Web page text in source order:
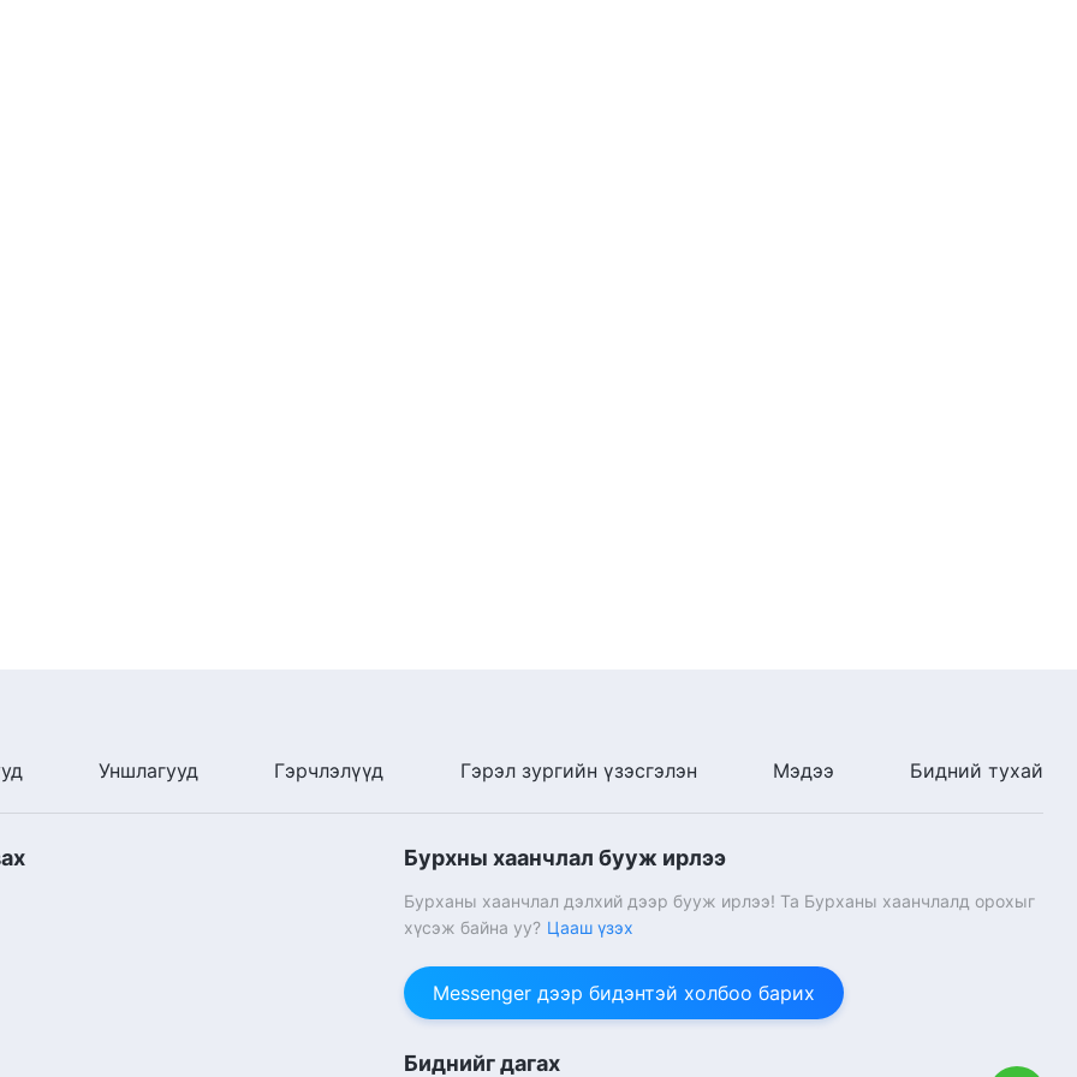
181
182
Өдөр тутмын Бурханы үг:
Бурханыг мэдэх нь | Эшлэл
183
Энэ бол Бурханы ажлын анхдагч зорилго
Уншлагууд Гэрчлэлүүд Гэрэл зургийн үзэсгэлэн Мэдээ Бидний тухай
Бурхны хаанчлал бууж ирлээ
Бурханы хаанчлал дэлхий дээр бууж ирлээ! Та Бурханы хаанчлалд орохыг
хүсэж байна уу? Цааш үзэх
Messenger дээр бидэнтэй холбоо барих
Биднийг дагах